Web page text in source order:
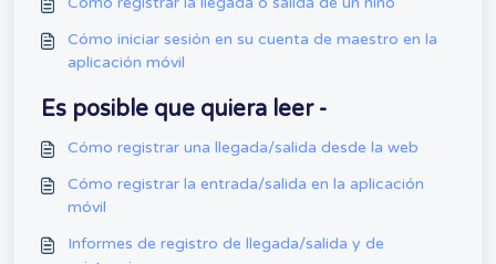
Cómo iniciar sesión en su cuenta de maestro en la
aplicación móvil
Es posible que quiera leer -
Cómo registrar una llegada/salida desde la web
Cómo registrar la entrada/salida en la aplicación
móvil
Informes de registro de llegada/salida y de